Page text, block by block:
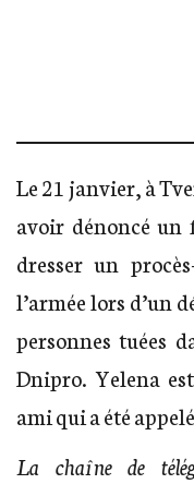
Le 21 janvier, à
avoir dénoncé un
dresser un
l’armée lors d’un
personnes tuées
Dnipro. Yelena
ami qui a été
La chaîne de